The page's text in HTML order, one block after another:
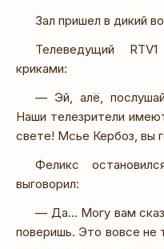
Зал пришел в дикий
Телеведущий
криками:
— Эй, алё,
Наши телезрители
свете! Мсье Кербоз, вы
Феликс
выговорил:
— Да… Могу вам
поверишь. Это вовсе не